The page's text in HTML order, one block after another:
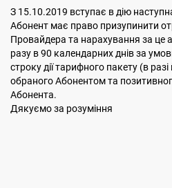
З 15.10.2019 вступає в дію
Абонент має право призупинити
Провайдера та нарахування за це
разу в 90 календарних днів за
строку дії тарифного пакету (в
обраного Абонентом та
Абонента.
Дякуємо за розуміння